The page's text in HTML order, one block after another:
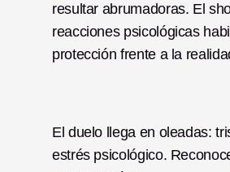
resultar abrumadoras. El
reacciones psicológicas
protección frente a la
El duelo llega en oleadas:
estrés psicológico.